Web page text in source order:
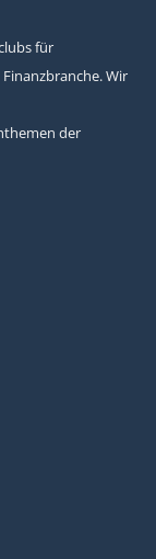
für
Wir
der